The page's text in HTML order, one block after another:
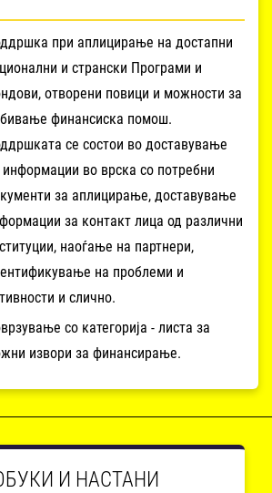
при аплицирање на достапни
и странски Програми и
отворени повици и можности за
финансиска помош.
се состои во доставување
информации во врска со потребни
за аплицирање, доставување
за контакт лица од различни
наоѓање на партнери,
на проблеми и
и слично.
со категорија - листа за
извори за финансирање.
И НАСТАНИ